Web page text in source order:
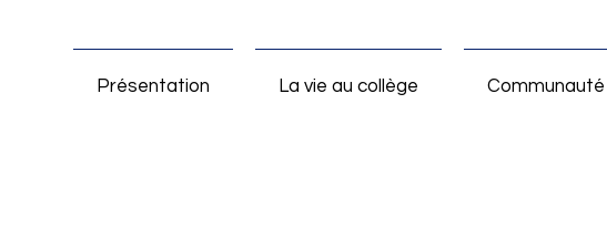
Présentation La vie au collège Communauté